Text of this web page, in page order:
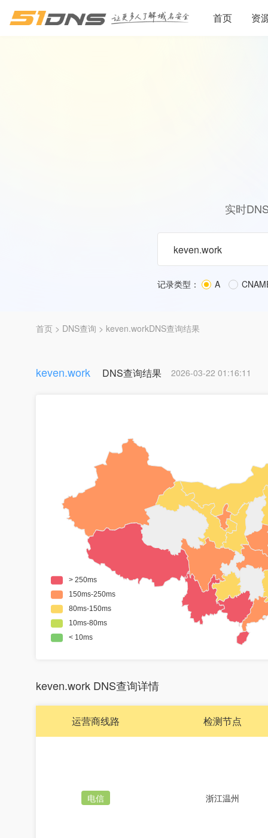
首页 资
实时
记录类型： A
首页 > DNS查询 > keven.workDNS查询结果
keven.work DNS查询结果 2026-03-22 01:16:11
keven.work DNS查询详情
运营商线路 检测节点
电信 浙江温州